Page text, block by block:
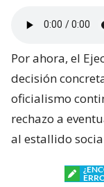
Por ahora, el
decisión
oficialismo
rechazo a
al estallido